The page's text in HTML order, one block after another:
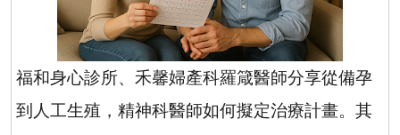
福和身心診所、禾馨婦產科羅箴醫師分享從備孕
到人工生殖，精神科醫師如何擬定治療計畫。其